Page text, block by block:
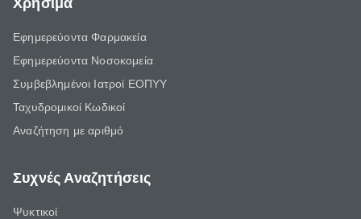
Χρήσιμα
Εφημερεύοντα Φαρμακεία
Εφημερεύοντα Νοσοκομεία
Συμβεβλημένοι Ιατροί ΕΟΠΥΥ
Ταχυδρομικοί Κωδικοί
Αναζήτηση με αριθμό
Συχνές Αναζητήσεις
Ψυκτικοί